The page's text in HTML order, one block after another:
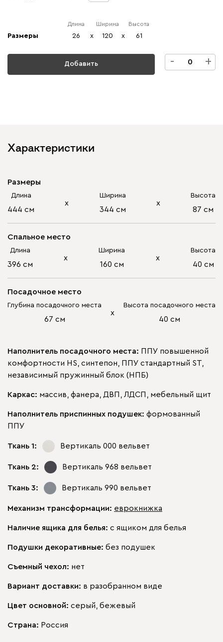
Размеры
Длина
26 x
Ширина
120 x
Высота
61
Добавить - +
Характеристики
Размеры
Длина
444 см
х
Ширина
344 см
х
Высота
87 см
Спальное место
Длина
396 см
х
Ширина
160 см
х
Высота
40 см
Посадочное место
Глубина посадочного места
67 см
х
Высота посадочного места
40 см
Наполнитель посадочного места: ППУ повышенной
комфортности HS, синтепон, ППУ стандартный ST,
независимый пружинный блок (НПБ)
Каркас: массив, фанера, ДВП, ЛДСП, мебельный щит
Наполнитель приспинных подушек: формованный
ППУ
Ткань 1: Вертикаль 000 вельвет
Ткань 2: Вертикаль 968 вельвет
Ткань 3: Вертикаль 990 вельвет
Механизм трансформации: еврокнижка
Наличие ящика для белья: с ящиком для белья
Подушки декоративные: без подушек
Съемный чехол: нет
Вариант доставки: в разобранном виде
Цвет основной: серый, бежевый
Страна: Россия